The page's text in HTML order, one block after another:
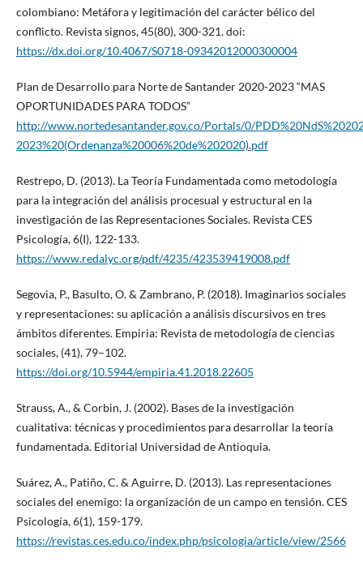
colombiano: Metáfora y legitimación del carácter bélico del
conflicto. Revista signos, 45(80), 300-321. doi:
https://dx.doi.org/10.4067/S0718-09342012000300004
Plan de Desarrollo para Norte de Santander 2020-2023 “MAS
OPORTUNIDADES PARA TODOS”
http://www.nortedesantander.gov.co/Portals/0/
2023%20(Ordenanza%20006%20de%202020).pdf
Restrepo, D. (2013). La Teoría Fundamentada como metodología
para la integración del análisis procesual y estructural en la
investigación de las Representaciones Sociales. Revista CES
Psicología, 6(I), 122-133.
https://www.redalyc.org/pdf/4235/423539419008.pdf
Segovia, P., Basulto, O. & Zambrano, P. (2018). Imaginarios sociales
y representaciones: su aplicación a análisis discursivos en tres
ámbitos diferentes. Empiria: Revista de metodología de ciencias
sociales, (41), 79–102.
https://doi.org/10.5944/empiria.41.2018.22605
Strauss, A., & Corbin, J. (2002). Bases de la investigación
cualitativa: técnicas y procedimientos para desarrollar la teoría
fundamentada. Editorial Universidad de Antioquia.
Suárez, A., Patiño, C. & Aguirre, D. (2013). Las representaciones
sociales del enemigo: la organización de un campo en tensión. CES
Psicología, 6(1), 159-179.
https://revistas.ces.edu.co/index.php/psicologia/article/view/2566